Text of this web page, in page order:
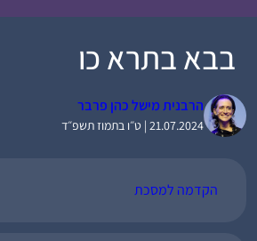
בבא בתרא כו
הרבנית מישל כהן פרבר
21.07.2024 | ט״ו בתמוז תשפ״ד
הקדמה למסכת